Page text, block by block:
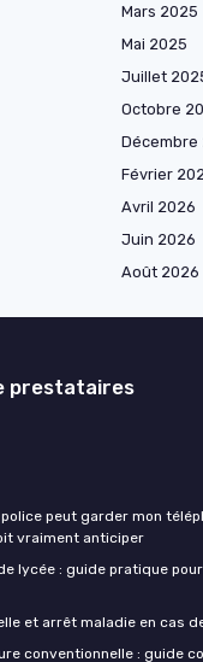
Mars 2025
Mai 2025
Juillet
Octobre
Décembre
Février
Avril 2026
Juin 2026
Août 2026
prestataires
peut garder mon
vraiment anticiper
lycée : guide pratique
et arrêt maladie en cas
conventionnelle : guide